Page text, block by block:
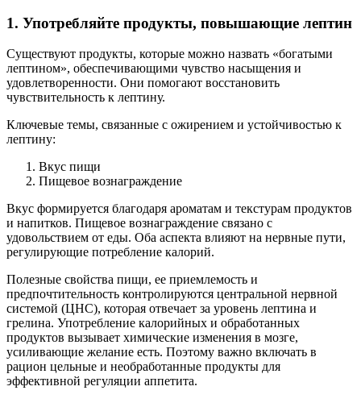
1. Употребляйте продукты, повышающие лептин
Существуют продукты, которые можно назвать «богатыми
лептином», обеспечивающими чувство насыщения и
удовлетворенности. Они помогают восстановить
чувствительность к лептину.
Ключевые темы, связанные с ожирением и устойчивостью к
лептину:
Вкус пищи
Пищевое вознаграждение
Вкус формируется благодаря ароматам и текстурам продуктов
и напитков. Пищевое вознаграждение связано с
удовольствием от еды. Оба аспекта влияют на нервные пути,
регулирующие потребление калорий.
Полезные свойства пищи, ее приемлемость и
предпочтительность контролируются центральной нервной
системой (ЦНС), которая отвечает за уровень лептина и
грелина. Употребление калорийных и обработанных
продуктов вызывает химические изменения в мозге,
усиливающие желание есть. Поэтому важно включать в
рацион цельные и необработанные продукты для
эффективной регуляции аппетита.